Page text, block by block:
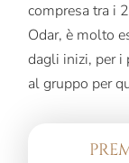
compresa tra i
Odar, è molto
dagli inizi, per i
al gruppo per